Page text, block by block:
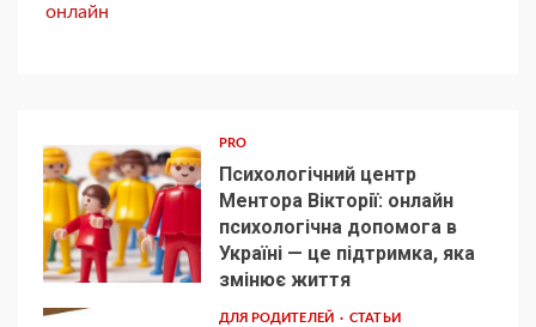
онлайн
1
PRO
Психологічний центр
Ментора Вікторії: онлайн
психологічна допомога в
Україні — це підтримка, яка
змінює життя
ДЛЯ РОДИТЕЛЕЙ СТАТЬИ